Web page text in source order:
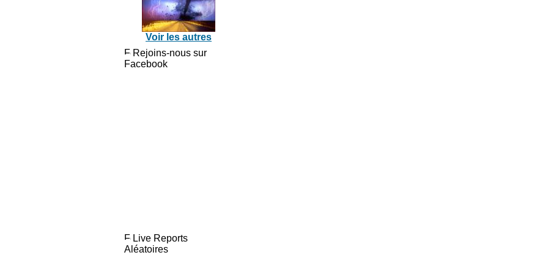
Voir les autres
Rejoins-nous sur
Facebook
Live Reports
Aléatoires